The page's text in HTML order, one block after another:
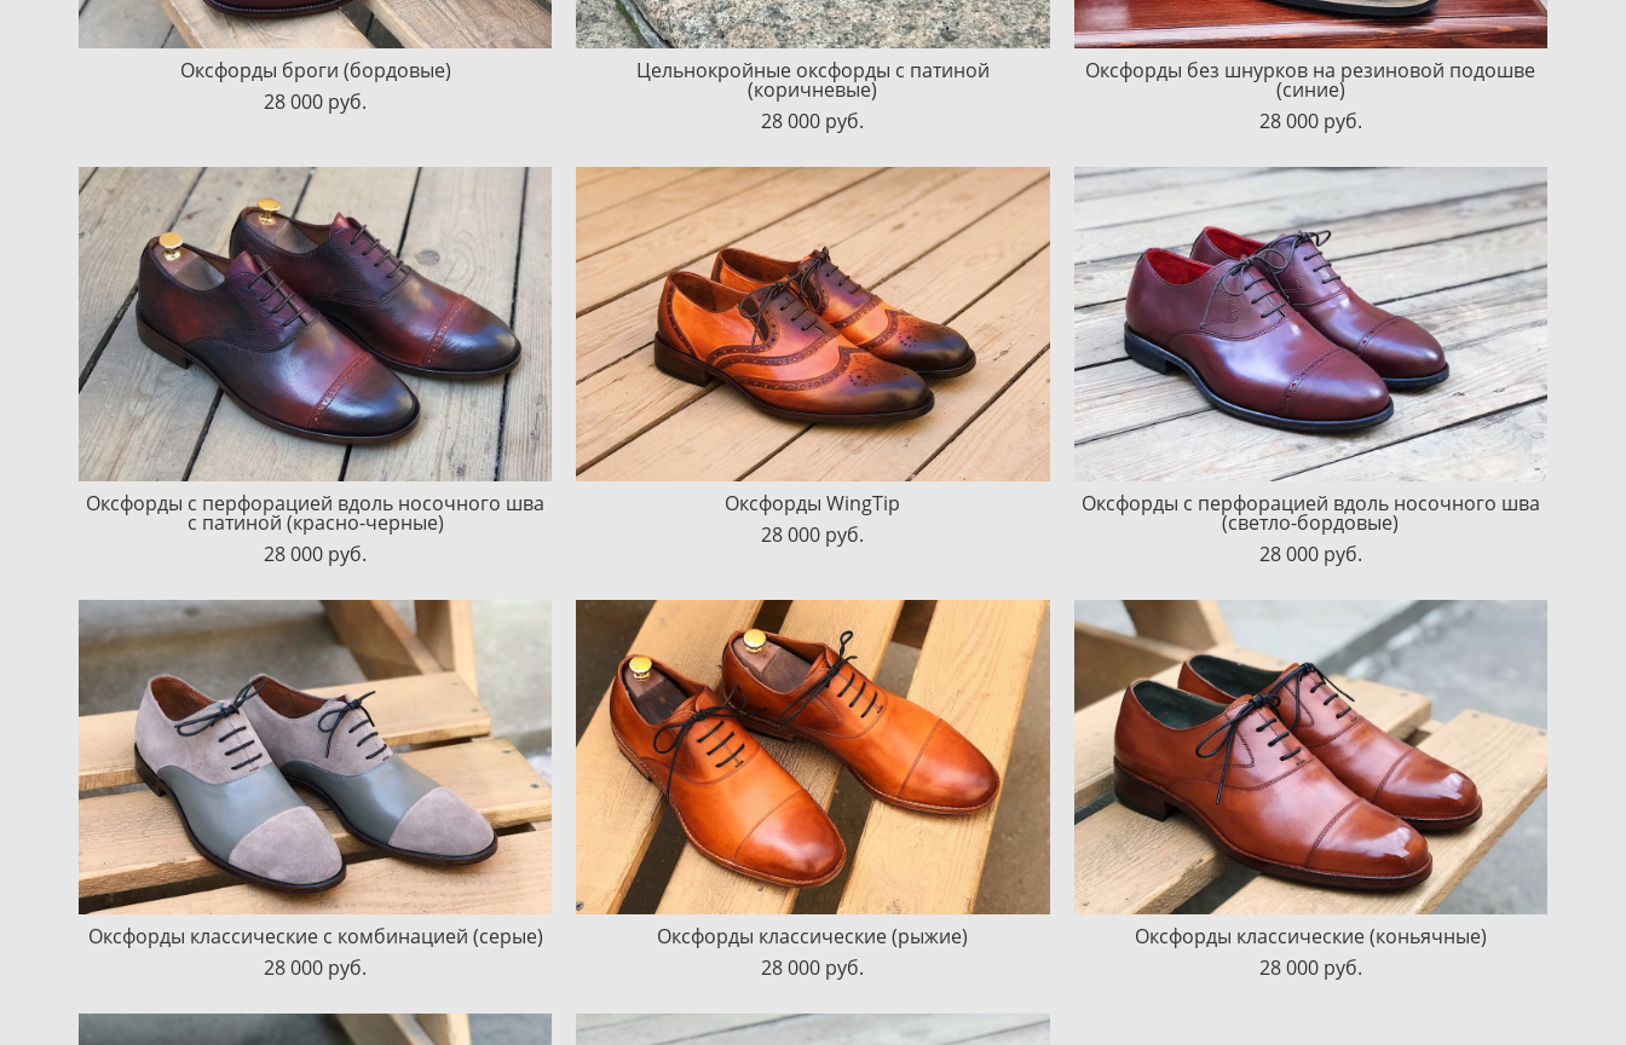
Оксфорды броги (бордовые)
28 000 pуб.
Цельнокройные оксфорды с патиной
(коричневые)
28 000 pуб.
Оксфорды без шнурков на резиновой подошве
(синие)
28 000 pуб.
Оксфорды с перфорацией вдоль носочного шва
с патиной (красно-черные)
28 000 pуб.
Оксфорды WingTip
28 000 pуб.
Оксфорды с перфорацией вдоль носочного шва
(светло-бордовые)
28 000 pуб.
Оксфорды классические с комбинацией (серые)
28 000 pуб.
Оксфорды классические (рыжие)
28 000 pуб.
Оксфорды классические (коньячные)
28 000 pуб.